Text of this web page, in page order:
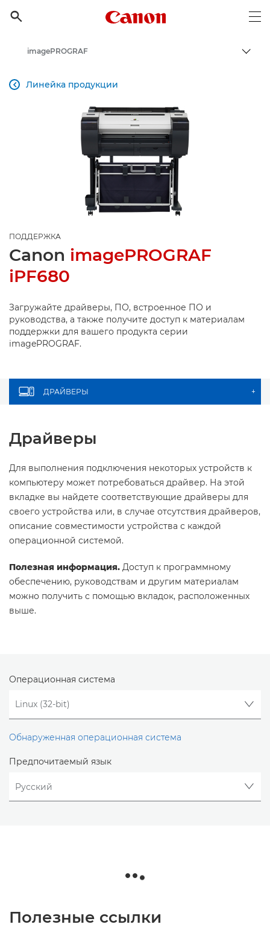

Canon Logo, back to
Поддержка продукции для бизнеса
imagePROGRAF
Линейка продукции

ПОДДЕРЖКА
Canon imagePROGRAF
iPF680
Загружайте драйверы, ПО, встроенное ПО и
руководства, а также получите доступ к материалам
поддержки для вашего продукта серии
imagePROGRAF.
ДРАЙВЕРЫ +
Драйверы
Для выполнения подключения некоторых устройств к
компьютеру может потребоваться драйвер. На этой
вкладке вы найдете соответствующие драйверы для
своего устройства или, в случае отсутствия драйверов,
описание совместимости устройства с каждой
операционной системой.
Полезная информация. Доступ к программному
обеспечению, руководствам и другим материалам
можно получить с помощью вкладок, расположенных
выше.
Операционная система
Обнаруженная операционная система
Предпочитаемый язык
Полезные ссылки